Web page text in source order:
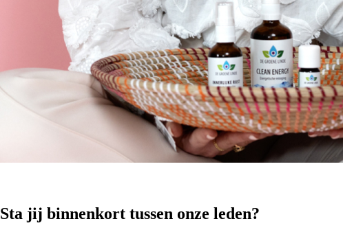
Sta jij binnenkort tussen onze leden?